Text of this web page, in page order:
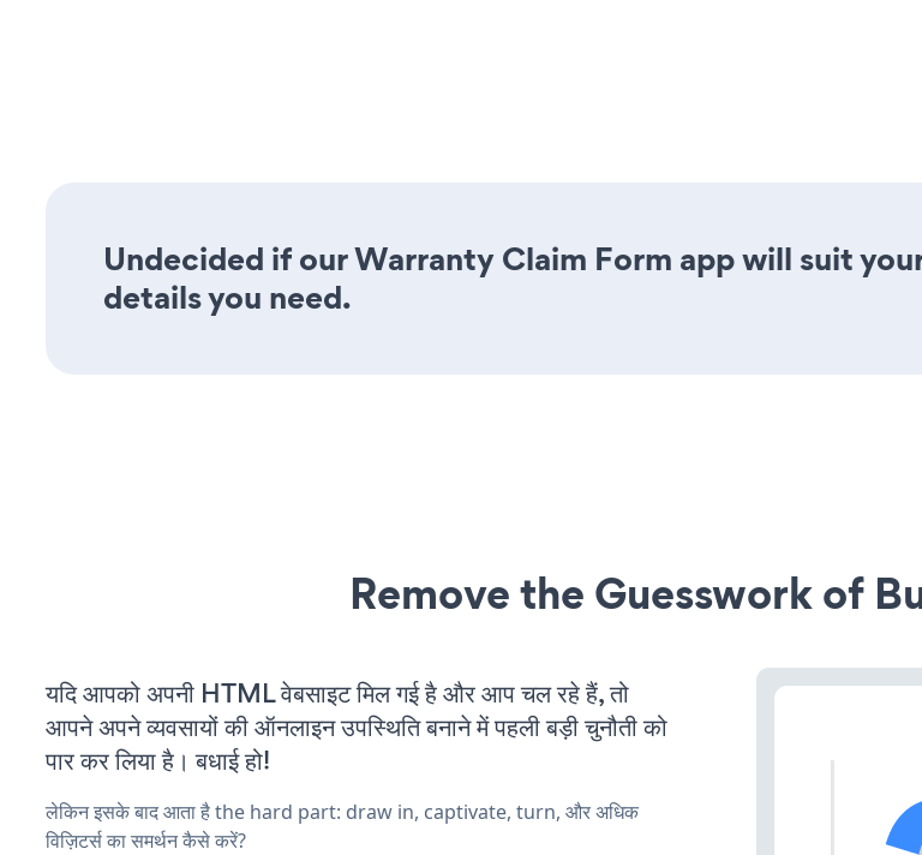
Undecided if our Warranty Claim Form app will suit
details you need.
Remove the Guesswork of
यदि आपको अपनी HTML वेबसाइट मिल गई है और आप चल रहे हैं, तो
आपने अपने व्यवसायों की ऑनलाइन उपस्थिति बनाने में पहली बड़ी चुनौती को
पार कर लिया है। बधाई हो!
लेकिन इसके बाद आता है the hard part: draw in, captivate, turn, और अधिक
विज़िटर्स का समर्थन कैसे करें?